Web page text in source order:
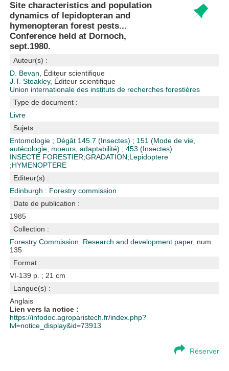
Site characteristics and population
dynamics of lepidopteran and
hymenopteran forest pests...
Conference held at Dornoch,
sept.1980.
Auteur(s) :
D. Bevan , Éditeur scientifique
J.T. Stoakley, Éditeur scientifique
Union internationale des instituts de recherches forestières
Type de document :
Livre
Sujets :
Entomologie ; Dégât 145.7 (Insectes) ; 151 (Mode de vie,
autécologie, moeurs, adaptabilité) ;453 (Insectes)
INSECTE FORESTIER;GRADATION;Lepidoptere
;HYMENOPTERE
Editeur(s) :
Edinburgh : Forestry commission
Date de publication :
1985
Collection :
Forestry Commission. Research and development paper, num.
135
Format :
VI-139 p. ; 21 cm
Langue(s) :
Anglais
Lien vers la notice :
https://infodoc.agroparistech.fr/index.php?
lvl=notice_display&id=73913
Réserver